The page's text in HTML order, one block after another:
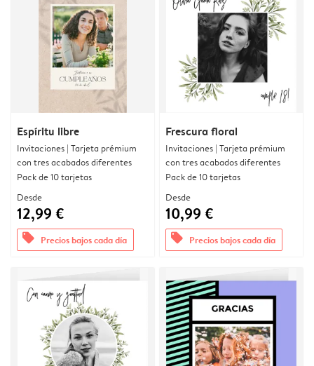
Espíritu libre
Invitaciones | Tarjeta prémium
con tres acabados diferentes
Pack de 10 tarjetas
Desde
12,99 €
offers Precios bajos cada día
Frescura floral
Invitaciones | Tarjeta prémium
con tres acabados diferentes
Pack de 10 tarjetas
Desde
10,99 €
offers Precios bajos cada día